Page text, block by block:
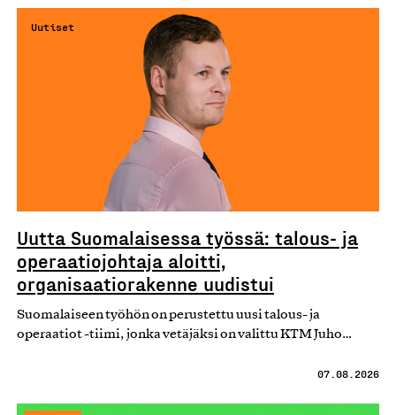
Uutiset
Uutta Suomalaisessa työssä: talous- ja
operaatiojohtaja aloitti,
organisaatiorakenne uudistui
Suomalaiseen työhön on perustettu uusi talous- ja
operaatiot -tiimi, jonka vetäjäksi on valittu KTM Juho…
07.08.2026